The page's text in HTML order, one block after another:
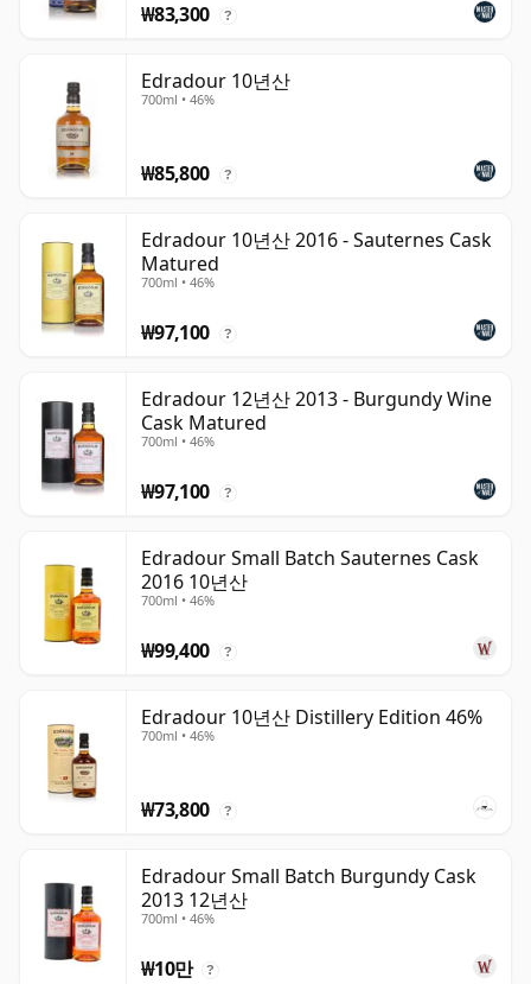
₩83,300 ?
Edradour 10년산
700ml • 46%
₩85,800 ?
Edradour 10년산 2016 - Sauternes Cask
Matured
700ml • 46%
₩97,100 ?
Edradour 12년산 2013 - Burgundy Wine
Cask Matured
700ml • 46%
₩97,100 ?
Edradour Small Batch Sauternes Cask
2016 10년산
700ml • 46%
₩99,400 ?
Edradour 10년산 Distillery Edition 46%
700ml • 46%
₩73,800 ?
Edradour Small Batch Burgundy Cask
2013 12년산
700ml • 46%
₩10만 ?